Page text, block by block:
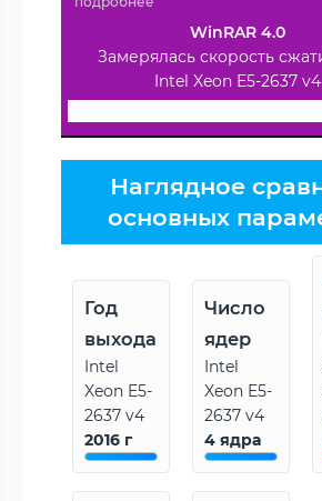
WinRAR 4.0
Замерялась скорость
Intel Xeon E5-2637 v4
Наглядное
основных
Год
выхода
Intel
Xeon E5-
2637 v4
2016 г
Число
ядер
Intel
Xeon E5-
2637 v4
4 ядра